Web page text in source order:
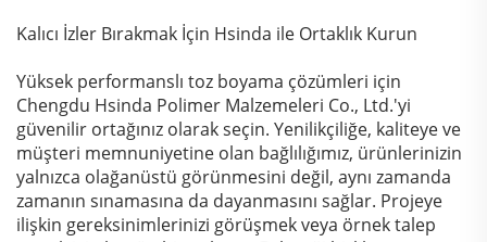
Kalıcı İzler Bırakmak İçin Hsinda ile Ortaklık Kurun
Yüksek performanslı toz boyama çözümleri için
Chengdu Hsinda Polimer Malzemeleri Co., Ltd.'yi
güvenilir ortağınız olarak seçin. Yenilikçiliğe, kaliteye ve
müşteri memnuniyetine olan bağlılığımız, ürünlerinizin
yalnızca olağanüstü görünmesini değil, aynı zamanda
zamanın sınamasına da dayanmasını sağlar. Projeye
ilişkin gereksinimlerinizi görüşmek veya örnek talep